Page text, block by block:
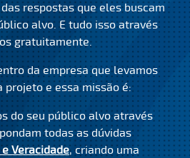
respostas que eles buscam
alvo. E tudo isso através
gratuitamente.
da empresa que levamos
projeto e essa missão é:
do seu público alvo através
todas as dúvidas
Veracidade, criando uma